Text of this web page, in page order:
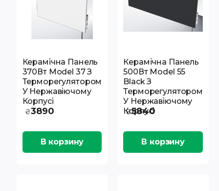
Керамічна Панель
370Вт Model 37 З
Терморегулятором
У Нержавіючому
Корпусі
₴3890
В корзину
Керамічна Панель
500Вт Model 55
Black З
Терморегулятором
У Нержавіючому
Корпусі
₴5840
В корзину